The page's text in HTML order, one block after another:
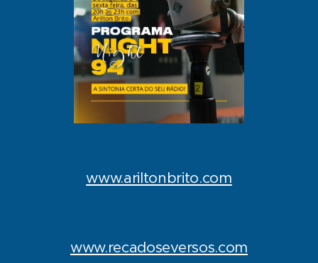
www.ariltonbrito.com
www.recadoseversos.com